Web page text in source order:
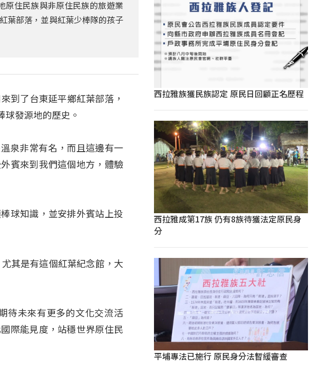
原住民族與非原住民族的旅遊業
葉部落，並與紅葉少棒隊的孩子
到了台東延平鄉紅葉部落，
發源地的歷史。
泉非常有名，而且這邊有一
賓來到我們這個地方，體驗
球知識，並安排外賓站上投
其是有這個紅葉紀念館，大
待未來有更多的文化交流活
際能見度，站穩世界原住民
西拉雅族獲民族認定 原民日回顧正名歷程
西拉雅成第17族 仍有8族待獲法定原民身
分
平埔專法已施行 原民身分法暫緩審查